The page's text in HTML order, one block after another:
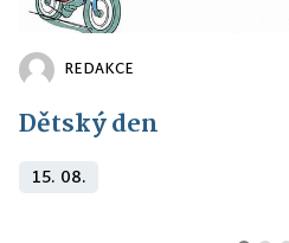
REDAKCE
Dětský den
15. 08.